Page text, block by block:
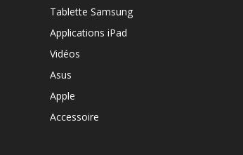
Tablette Samsung
Applications iPad
Vidéos
Asus
Apple
Accessoire